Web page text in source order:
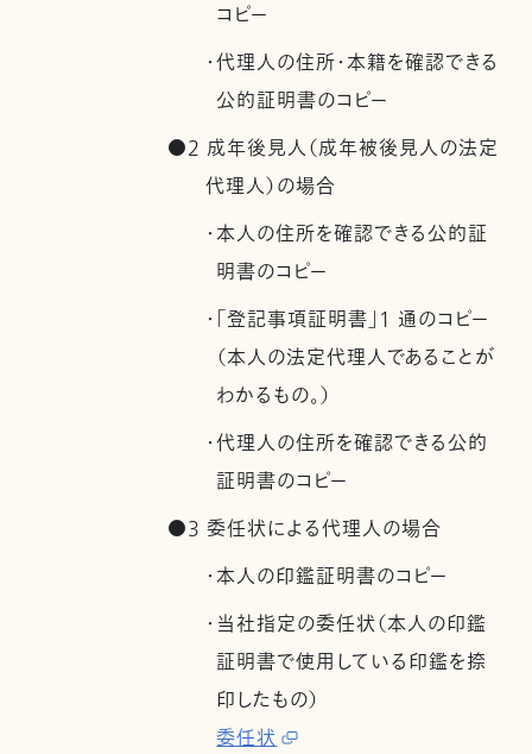
コピー
・代理人の住所・本籍を確認できる
公的証明書のコピー
●2 成年後見人（成年被後見人の法定
代理人）の場合
・本人の住所を確認できる公的証
明書のコピー
・「登記事項証明書」1 通のコピー
（本人の法定代理人であることが
わかるもの。）
・代理人の住所を確認できる公的
証明書のコピー
●3 委任状による代理人の場合
・本人の印鑑証明書のコピー
・当社指定の委任状（本人の印鑑
証明書で使用している印鑑を捺
印したもの）
委任状